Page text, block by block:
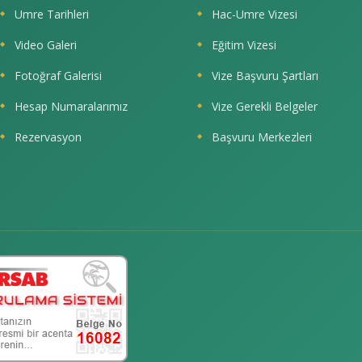
Umre Tarihleri
Video Galeri
Fotoğraf Galerisi
Hesap Numaralarımız
Rezervasyon
Hac-Umre Vizesi
Eğitim Vizesi
Vize Başvuru Şartları
Vize Gerekli Belgeler
Başvuru Merkezleri